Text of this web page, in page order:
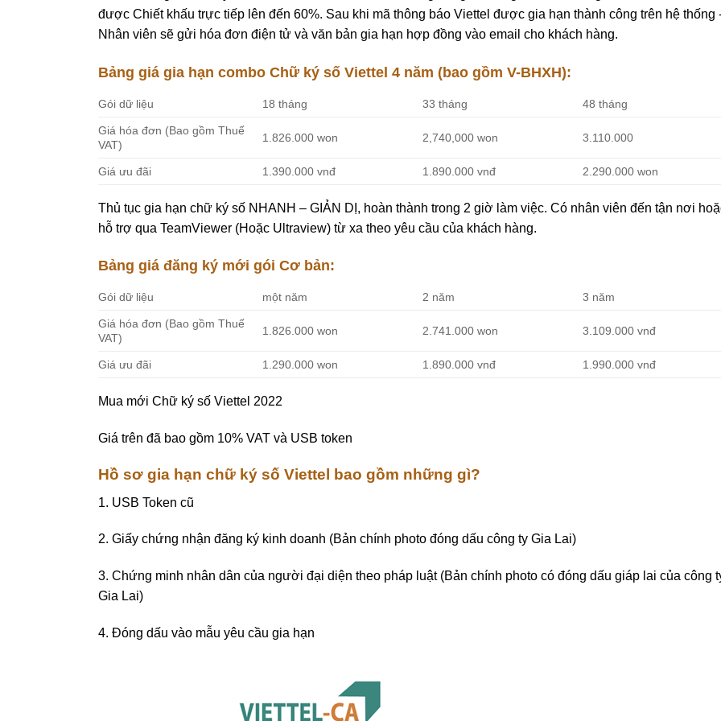
được Chiết khấu trực tiếp lên đến 60%. Sau khi mã thông báo Viettel được gia hạn thành công trên hệ thống
Nhân viên sẽ gửi hóa đơn điện tử và văn bản gia hạn hợp đồng vào email cho khách hàng.
Bảng giá gia hạn combo Chữ ký số Viettel 4 năm (bao gồm V-BHXH):
Gói dữ liệu 18 tháng 33 tháng 48 tháng
Giá hóa đơn (Bao gồm Thuế
VAT)
1.826.000 won 2,740,000 won 3.110.000
Giá ưu đãi 1.390.000 vnđ 1.890.000 vnđ 2.290.000 won
Thủ tục gia hạn chữ ký số NHANH – GIẢN DỊ, hoàn thành trong 2 giờ làm việc. Có nhân viên đến tận nơi
hỗ trợ qua TeamViewer (Hoặc Ultraview) từ xa theo yêu cầu của khách hàng.
Bảng giá đăng ký mới gói Cơ bản:
Gói dữ liệu một năm 2 năm 3 năm
Giá hóa đơn (Bao gồm Thuế
VAT)
1.826.000 won 2.741.000 won 3.109.000 vnđ
Giá ưu đãi 1.290.000 won 1.890.000 vnđ 1.990.000 vnđ
Mua mới Chữ ký số Viettel 2022
Giá trên đã bao gồm 10% VAT và USB token
Hồ sơ gia hạn chữ ký số Viettel bao gồm những gì?
1. USB Token cũ
2. Giấy chứng nhận đăng ký kinh doanh (Bản chính photo đóng dấu công ty Gia Lai)
3. Chứng minh nhân dân của người đại diện theo pháp luật (Bản chính photo có đóng dấu giáp lai của công
Gia Lai)
4. Đóng dấu vào mẫu yêu cầu gia hạn